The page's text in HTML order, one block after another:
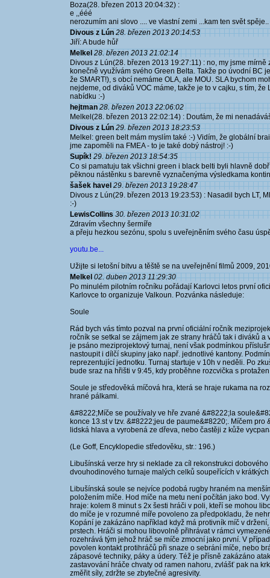
Boza(28. březen 2013 20:04:32) :
e ,,ééé
nerozumím ani slovo .... ve vlastní zemi ...kam ten svět spěje..
Divous z Lún 28. březen 2013 20:14:53
Jiří: A bude hůř
Melkel 28. březen 2013 21:02:14
Divous z Lún(28. březen 2013 19:27:11) : no, my jsme
konečně využívám svého Green Belta. Takže po úvodní BC
že SMART!), s obcí nemáme OLA, ale MOU. SLA bychom
nejdeme, od diváků VOC máme, takže je to v cajku, s tím,
nabídku :-)
hejtman 28. březen 2013 22:06:02
Melkel(28. březen 2013 22:02:14) : Doufám, že mi
Divous z Lún 29. březen 2013 18:23:53
Melkel: green belt mám myslím také :-) Vidím, že globální
jme zapoměli na FMEA - to je také dobý nástroj! :-)
Supík! 29. březen 2013 18:54:35
Co si pamatuju tak všichni green i black belti byli hlavně
pěknou nástěnku s barevně vyznačenýma výsledkama
šašek havel 29. březen 2013 19:28:47
Divous z Lún(29. březen 2013 19:23:53) : Nasadil bych LT,
:-)
LewisCollins 30. březen 2013 10:31:02
Zdravím všechny šermíře
a přeju hezkou sezónu, spolu s uveřejněním svého času
youtu.be...
Užijte si letošní bitvu a těště se na uveřejnění filmů 2009,
Melkel 02. duben 2013 11:29:30
Po minulém pilotním ročníku pořádají Karlovci letos první
Karlovce to organizuje Valkoun. Pozvánka následuje:
Soule
Rád bych vás tímto pozval na první oficiální ročník
ročník se setkal se zájmem jak ze strany hráčů tak i diváků
je psáno meziprojektový turnaj, není však podmínkou
nastoupit i dílčí skupiny jako např. jednotlivé kantony.
reprezentující jednotku. Turnaj startuje v 10h v neděli. Po
bude sraz na hřišti v 9:45, kdy proběhne rozcvička s
Soule je středověká míčová hra, která se hraje rukama na
hrané pálkami.
&#8222;Míče se používaly ve hře zvané &#8222;la
konce 13.st v tzv. &#8222;jeu de paume&#8220;. Míčem
lidská hlava a vyrobená ze dřeva, nebo častěji z kůže
(Le Goff, Encyklopedie středověku, str.: 196.)
Libušínská verze hry si neklade za cíl rekonstrukci
dvouhodinového turnaje malých celků soupeřících v
Libušínská soule se nejvíce podobá rugby hraném na
položením míče. Hod míče na metu není počítán jako bod.
hraje: kolem 8 minut s 2x šesti hráči v poli, kteří se mohou
do míče je v rozumné míře povoleno za předpokladu, že
Kopání je zakázáno například když má protivník míč v
prstech. Hráči si mohou libovolně přihrávat v rámci
rozehrává tým jehož hráč se míče zmocní jako první. V
povolen kontakt protihráčů při snaze o sebrání míče, nebo
zápasové techniky, páky a údery. Též je přísně zakázáno
zastavování hráče chvaty od ramen nahoru, zvlášť pak na
změřit síly, zdržte se zbytečné agresivity.